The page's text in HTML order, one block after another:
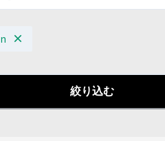
絞り込む